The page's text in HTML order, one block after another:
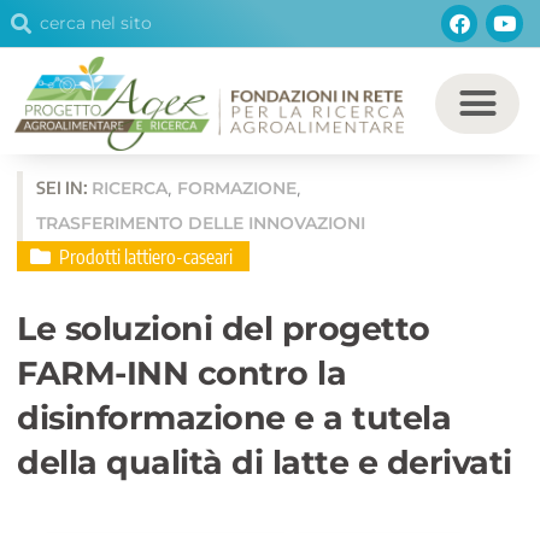
VaiCerca Cerca
SEI IN: RICERCA FORMAZIONE
TRASFERIMENTO DELLE INNOVAZIONI
Prodotti lattiero-caseari
Le soluzioni del progetto
FARM-INN contro la
disinformazione e a tutela
della qualità di latte e derivati